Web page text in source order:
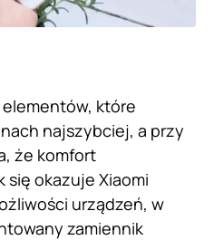
które
najszybciej, a przy
że komfort
się okazuje Xiaomi
urządzeń, w
zamiennik